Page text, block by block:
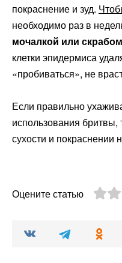
покраснение и зуд.
необходимо раз в
мочалкой или скрабом
клетки эпидермиса
«пробиваться», не
Если правильно
использования
сухости и покраснении
Оцените статью